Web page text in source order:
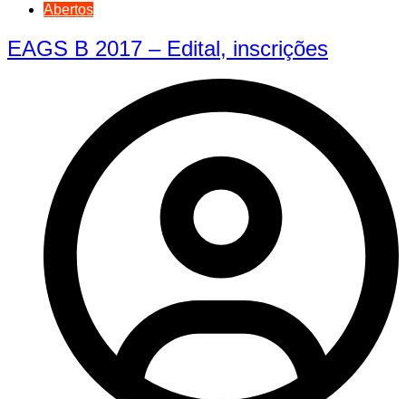
Abertos
EAGS B 2017 – Edital, inscrições